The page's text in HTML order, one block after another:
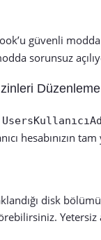
güvenli
sorunsuz
Düzenleme
hesabınızın
disk
Yetersiz